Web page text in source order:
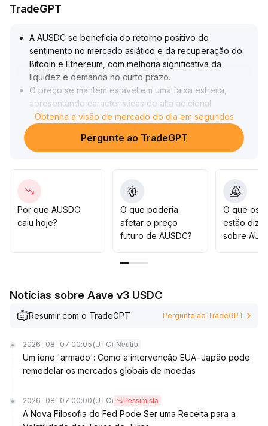
TradeGPT
A AUSDC se beneficia do retorno positivo do
sentimento no mercado asiático e da recuperação do
Bitcoin e Ethereum, com melhoria significativa da
liquidez e demanda no curto prazo.
O preço se mantém estável em uma faixa estreita,
apresentando características de alta adicional
impulsionada pelo sentimento do mercado.
Impactada pelo avanço do MiCA na União Europeia e
pelo reforço regulatório nos EUA, a vantagem de
deve impulsionar alocações institucionais e aumentar a
participação em operações de balcão
Recomenda-se monitorar oportunidades de arbitragem
no intervalo de 0,999–1,003 no curto prazo, e manter
posição superalocada no médio/longo prazo, com foco
fluxos dos principais capitais.
Obtenha a visão de mercado do dia em segundos
Pergunte ao TradeGPT
Por que AUSDC
caiu hoje?
O que poderia
afetar o preço
futuro de AUSDC?
O que os
estão
sobre
Notícias sobre Aave v3 USDC
Resumir com o TradeGPT Pergunte ao TradeGPT
2026-08-07 00:05 (UTC) Neutro
Um iene 'armado': Como a intervenção EUA-Japão pode
remodelar os mercados globais de moedas
2026-08-07 00:00 (UTC) Pessimista
A Nova Filosofia do Fed Pode Ser uma Receita para a